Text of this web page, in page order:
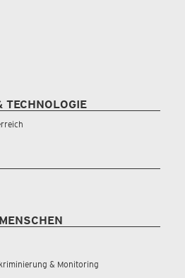
TECHNOLOGIE
& Monitoring